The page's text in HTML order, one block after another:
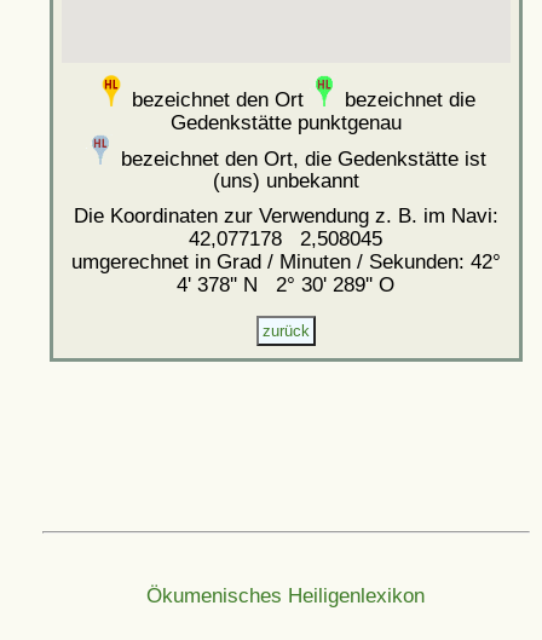
bezeichnet den Ort
bezeichnet die
Gedenkstätte punktgenau
bezeichnet den Ort, die Gedenkstätte ist
(uns) unbekannt
Die Koordinaten zur Verwendung z. B. im Navi:
42,077178 2,508045
umgerechnet in Grad / Minuten / Sekunden: 42°
4' 378'' N 2° 30' 289'' O
Ökumenisches Heiligenlexikon